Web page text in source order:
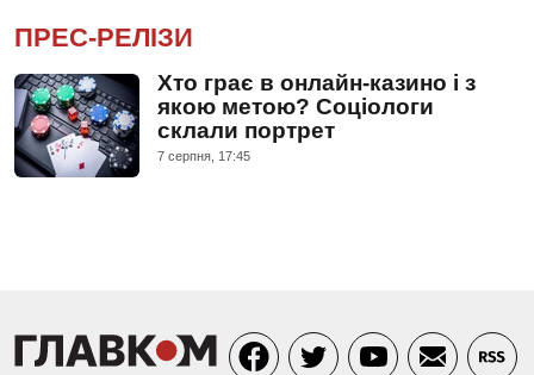
ПРЕС-РЕЛІЗИ
Хто грає в онлайн-казино і з
якою метою? Соціологи
склали портрет
7 серпня, 17:45